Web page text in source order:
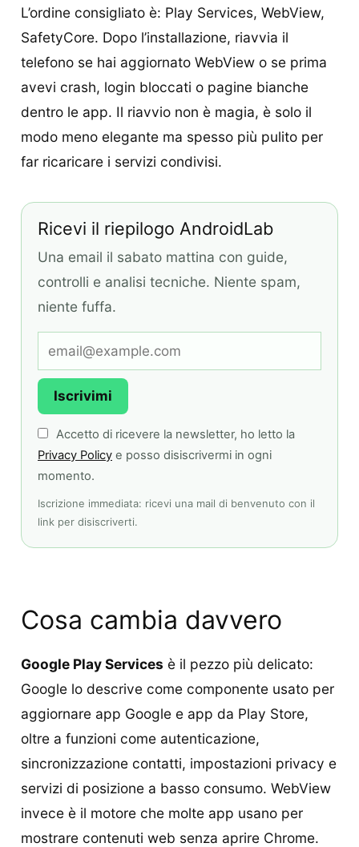
L’ordine consigliato è: Play Services, WebView,
SafetyCore. Dopo l’installazione, riavvia il
telefono se hai aggiornato WebView o se prima
avevi crash, login bloccati o pagine bianche
dentro le app. Il riavvio non è magia, è solo il
modo meno elegante ma spesso più pulito per
far ricaricare i servizi condivisi.
Ricevi il riepilogo AndroidLab
Una email il sabato mattina con guide,
controlli e analisi tecniche. Niente spam,
niente fuffa.
Iscrivimi
Accetto di ricevere la newsletter, ho letto la
Privacy Policy e posso disiscrivermi in ogni
momento.
Iscrizione immediata: ricevi una mail di benvenuto con il
link per disiscriverti.
Cosa cambia davvero
Google Play Services è il pezzo più delicato:
Google lo descrive come componente usato per
aggiornare app Google e app da Play Store,
oltre a funzioni come autenticazione,
sincronizzazione contatti, impostazioni privacy e
servizi di posizione a basso consumo. WebView
invece è il motore che molte app usano per
mostrare contenuti web senza aprire Chrome.